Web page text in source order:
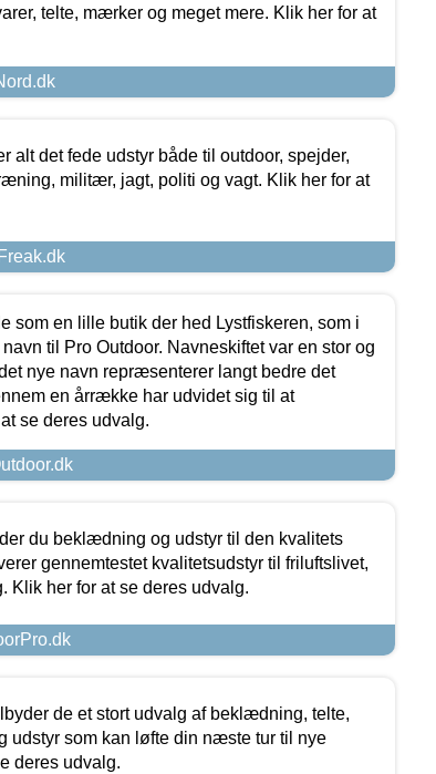
telte, mærker og meget mere. Klik her for at
alt det fede udstyr både til outdoor, spejder,
militær, jagt, politi og vagt. Klik her for at
som en lille butik der hed Lystfiskeren, som i
til Pro Outdoor. Navneskiftet var en stor og
nye navn repræsenterer langt bedre det
en årrække har udvidet sig til at
se deres udvalg.
du beklædning og udstyr til den kvalitets
gennemtestet kvalitetsudstyr til friluftslivet,
Klik her for at se deres udvalg.
de et stort udvalg af beklædning, telte,
udstyr som kan løfte din næste tur til nye
deres udvalg.